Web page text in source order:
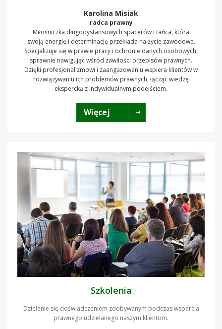
Karolina Misiak
radca prawny
Miłośniczka długodystansowych spacerów i tańca, która
swoją energię i determinację przekłada na życie zawodowe.
Specjalizuje się w prawie pracy i ochronie danych osobowych,
sprawnie nawigując wśród zawiłości przepisów prawnych.
Dzięki profesjonalizmowi i zaangażowaniu wspiera klientów w
rozwiązywaniu ich problemów prawnych, łącząc wiedzę
ekspercką z indywidualnym podejściem.
Więcej
Szkolenia
Dzielenie się doświadczeniem zdobywanym podczas wsparcia
prawnego udzielanego naszym klientom.